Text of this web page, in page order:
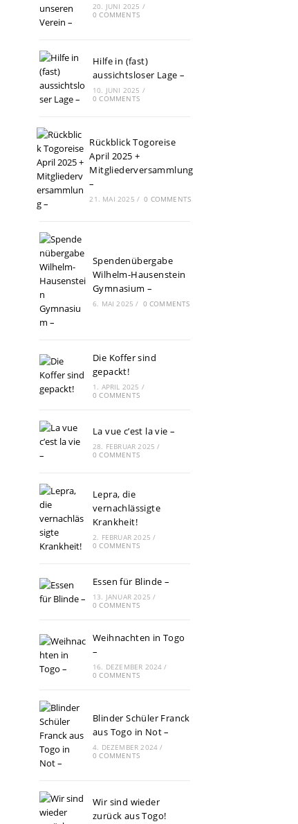
20. JUNI 2025 /
0 COMMENTS
Hilfe in (fast)
aussichtsloser Lage –
10. JUNI 2025 /
0 COMMENTS
Rückblick Togoreise
April 2025 +
Mitgliederversammlung
–
21. MAI 2025 / 0 COMMENTS
Spendenübergabe
Wilhelm-Hausenstein
Gymnasium –
6. MAI 2025 / 0 COMMENTS
Die Koffer sind
gepackt!
1. APRIL 2025 /
0 COMMENTS
La vue c’est la vie –
28. FEBRUAR 2025 /
0 COMMENTS
Lepra, die
vernachlässigte
Krankheit!
2. FEBRUAR 2025 /
0 COMMENTS
Essen für Blinde –
13. JANUAR 2025 /
0 COMMENTS
Weihnachten in Togo
–
16. DEZEMBER 2024 /
0 COMMENTS
Blinder Schüler Franck
aus Togo in Not –
4. DEZEMBER 2024 /
0 COMMENTS
Wir sind wieder
zurück aus Togo!